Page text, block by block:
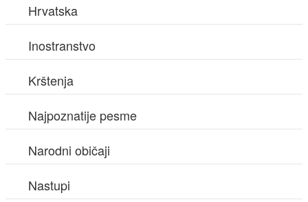
Hrvatska
Inostranstvo
Krštenja
Najpoznatije pesme
Narodni običaji
Nastupi